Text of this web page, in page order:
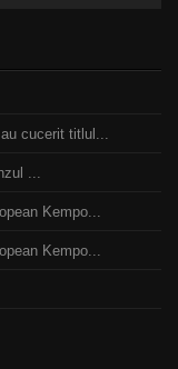
cucerit titlul...
...
Kempo...
Kempo...